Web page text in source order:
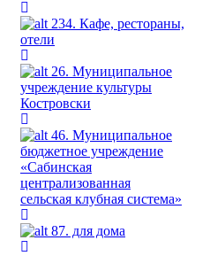
234. Кафе, рестораны,
отели
26. Муниципальное
учреждение культуры
Костровски
46. Муниципальное
бюджетное учреждение
«Сабинская
централизованная
сельская клубная система»
87. для дома